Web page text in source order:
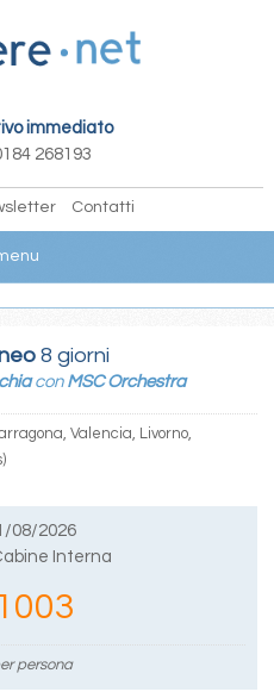
immediato
268193
Contatti
8 giorni
con MSC Orchestra
Valencia, Livorno,
08/2026
Interna
persona